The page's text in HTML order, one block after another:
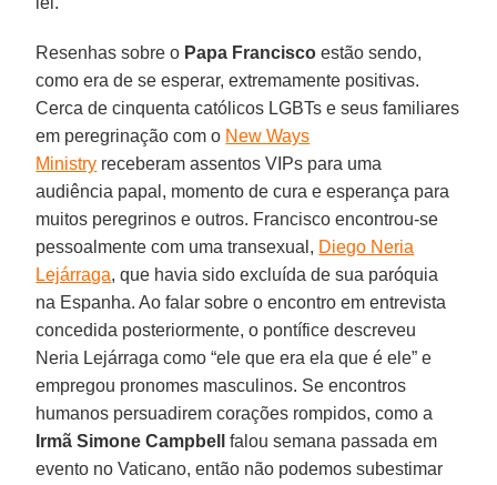
Resenhas sobre o Papa Francisco estão sendo,
como era de se esperar, extremamente positivas.
Cerca de cinquenta católicos LGBTs e seus familiares
em peregrinação com o New Ways
Ministry receberam assentos VIPs para uma
audiência papal, momento de cura e esperança para
muitos peregrinos e outros. Francisco encontrou-se
pessoalmente com uma transexual, Diego Neria
Lejárraga, que havia sido excluída de sua paróquia
na Espanha. Ao falar sobre o encontro em entrevista
concedida posteriormente, o pontífice descreveu
Neria Lejárraga como “ele que era ela que é ele” e
empregou pronomes masculinos. Se encontros
humanos persuadirem corações rompidos, como a
Irmã Simone Campbell
falou semana passada em
evento no Vaticano, então não podemos subestimar